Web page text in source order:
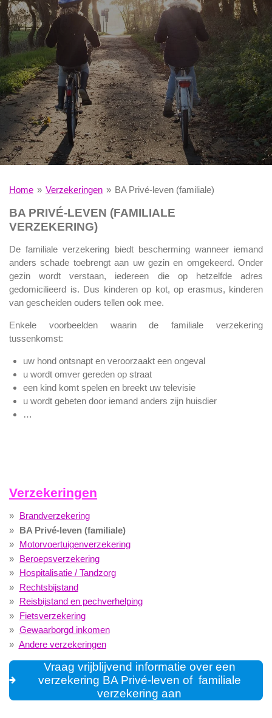
Home » Verzekeringen » BA Privé-leven (familiale)
BA PRIVÉ-LEVEN (FAMILIALE
VERZEKERING)
De familiale verzekering biedt bescherming wanneer iemand
anders schade toebrengt aan uw gezin en omgekeerd. Onder
gezin wordt verstaan, iedereen die op hetzelfde adres
gedomicilieerd is. Dus kinderen op kot, op erasmus, kinderen
van gescheiden ouders tellen ook mee.
Enkele voorbeelden waarin de familiale verzekering
tussenkomst:
uw hond ontsnapt en veroorzaakt een ongeval
u wordt omver gereden op straat
een kind komt spelen en breekt uw televisie
u wordt gebeten door iemand anders zijn huisdier
…
Verzekeringen
Brandverzekering
BA Privé-leven (familiale)
Motorvoertuigenverzekering
Beroepsverzekering
Hospitalisatie / Tandzorg
Rechtsbijstand
Reisbijstand en pechverhelping
Fietsverzekering
Gewaarborgd inkomen
Andere verzekeringen
Vraag vrijblijvend informatie over een
verzekering BA Privé-leven of familiale
verzekering aan